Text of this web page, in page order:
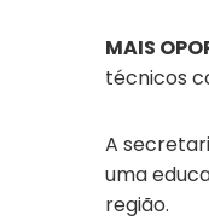
MAIS
técnicos
A
uma
região.